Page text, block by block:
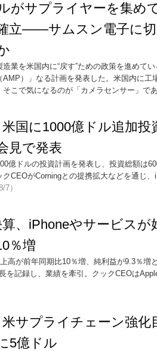
がサプライヤーを集め
立――サムスン電子に
業を米国内に“戻す”ための政策を進めて
AMP）」なる計画を発表した。米国内に
こで気になるのが「カメラセンサー」で
米国に1000億ドル追加
見で発表
億ドルの投資計画を発表し、投資総額は
CEOがCorningとの提携拡大などを通じ
7）
、iPhoneやサービスが
％増
高が前年同期比10％増、純利益が9.3％増
を記録し、業績を牽引。クックCEOは
サプライチェーン強化
5億ドル